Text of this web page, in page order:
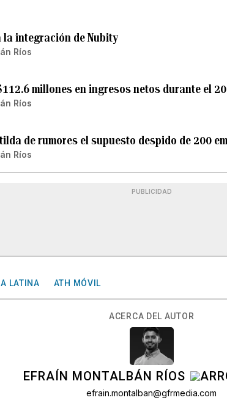
la integración de Nubity
Ríos
millones en ingresos netos durante el
Ríos
de rumores el supuesto despido de 200
Ríos
PUBLICIDAD
LATINA ATH MÓVIL
ACERCA DEL AUTOR
EFRAÍN MONTALBÁN RÍOS
efrain.montalban@gfrmedia.com